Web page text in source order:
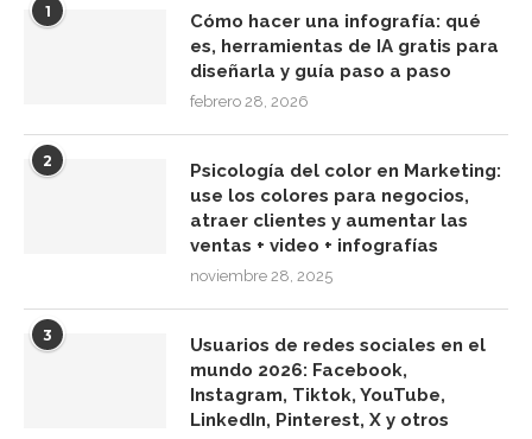
1
Cómo hacer una infografía: qué
es, herramientas de IA gratis para
diseñarla y guía paso a paso
febrero 28, 2026
2
Psicología del color en Marketing:
use los colores para negocios,
atraer clientes y aumentar las
ventas + video + infografías
noviembre 28, 2025
3
Usuarios de redes sociales en el
mundo 2026: Facebook,
Instagram, Tiktok, YouTube,
LinkedIn, Pinterest, X y otros